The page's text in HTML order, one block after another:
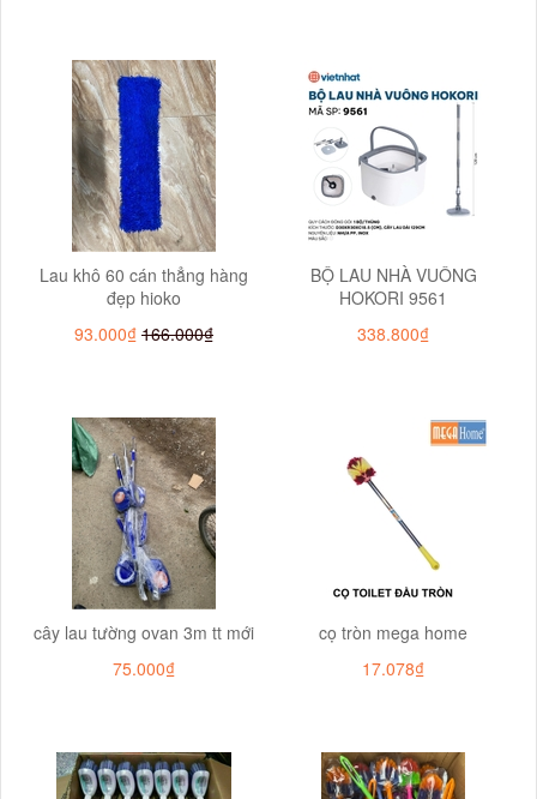
Lau khô 60 cán thẳng hàng
đẹp hioko
93.000₫ 166.000₫
BỘ LAU NHÀ VUÔNG
HOKORI 9561
338.800₫
cây lau tường ovan 3m tt mới
75.000₫
cọ tròn mega home
17.078₫